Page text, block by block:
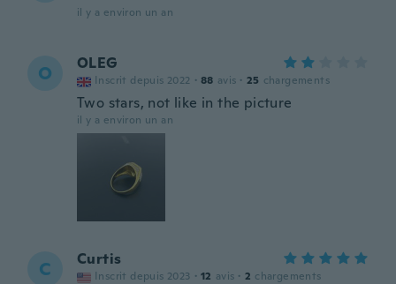
il y a environ un an
O OLEG
Inscrit depuis 2022 · 88 avis · 25 chargements
Two stars, not like in the picture
il y a environ un an
C Curtis
Inscrit depuis 2023 · 12 avis · 2 chargements